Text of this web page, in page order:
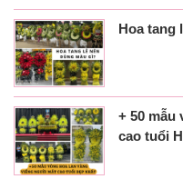
Hoa tang
+ 50 mẫu
cao tuổi